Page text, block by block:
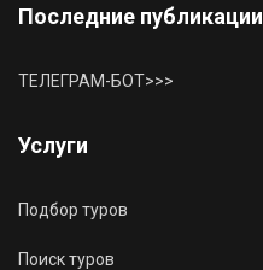
Последние публикации
ТЕЛЕГРАМ-БОТ>>>
Услуги
Подбор туров
Поиск туров